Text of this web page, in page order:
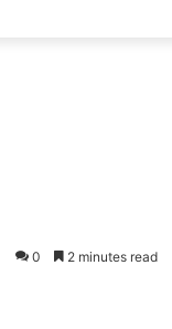
0 2 minutes read